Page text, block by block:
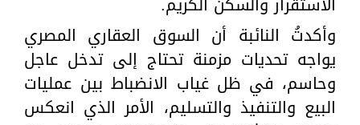
وأكدتُ النائبة أن السوق العقاري المصري
يواجه تحديات مزمنة تحتاج إلى تدخل عاجل
وحاسم، في ظل غياب الانضباط بين عمليات
البيع والتنفيذ والتسليم، الأمر الذي انعكس